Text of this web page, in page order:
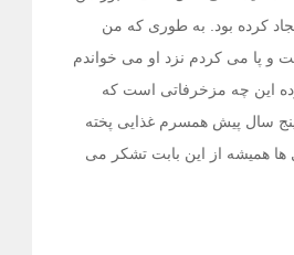
کرده بود. به طوری که من
و پا می کردم نزد او می خواندم
این چه مزخرفاتی است که
سال پیش همسرم غذایی پخته
ها همیشه از این بابت تشکر می